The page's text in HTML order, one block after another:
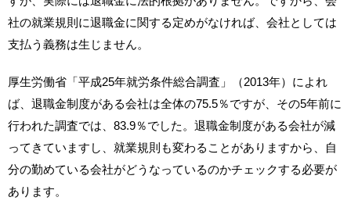
社の就業規則に退職金に関する定めがなければ、会社としては
支払う義務は生じません。
厚生労働省「平成25年就労条件総合調査」（2013年）によれ
ば、退職金制度がある会社は全体の75.5％ですが、その5年前に
行われた調査では、83.9％でした。退職金制度がある会社が減
ってきていますし、就業規則も変わることがありますから、自
分の勤めている会社がどうなっているのかチェックする必要が
あります。